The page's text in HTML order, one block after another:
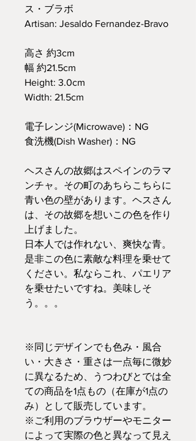
ス・ブラボ
Artisan: Jesaldo Fernandez-Bravo
高さ 約3cm
幅 約21.5cm
Height: 3.0cm
Width: 21.5cm
電子レンジ(Microwave)：NG
食洗機(Dish Washer)：NG
ヘスさんの故郷はスペインのラマ
ンチャ。その町のあちらこちらに
青い色の壁があります。ヘスさん
は、その故郷を想いこの色を作り
上げました。
日本人では作れない、爽快な青。
是非この色に素敵な料理を乗せて
ください。私ならこれ、パエリア
を乗せたいですね。美味しそ
う。。。
※同じデザインでも色み・風合
い・大きさ・重さは一点毎に微妙
に異なるため、うつわびとでは全
ての商品を1点もの（在庫が1点の
み）として販売しています。
※ご利用のブラウザーやモニター
によって実際の色と異なって見え